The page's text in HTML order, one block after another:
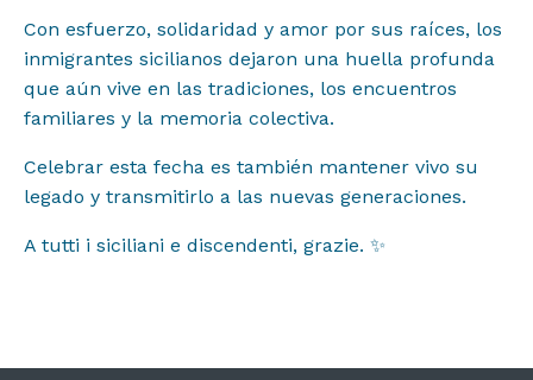
Con esfuerzo, solidaridad y amor por sus raíces, los
inmigrantes sicilianos dejaron una huella profunda
que aún vive en las tradiciones, los encuentros
familiares y la memoria colectiva.
Celebrar esta fecha es también mantener vivo su
legado y transmitirlo a las nuevas generaciones.
A tutti i siciliani e discendenti, grazie. ✨
Contacto